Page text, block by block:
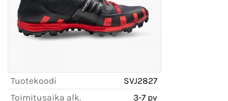
Tuotekoodi
SVJ2827
Toimitusaika alk.
3-7 pv